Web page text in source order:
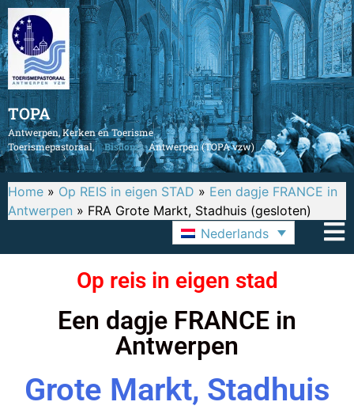
TOPA
Antwerpen, Kerken en Toerisme
Toerismepastoraal,
Bisdom Antwerpen (TOPA vzw)
Home » Op REIS in eigen STAD » Een dagje FRANCE in
Antwerpen » FRA Grote Markt, Stadhuis (gesloten)
Nederlands
Op reis in eigen stad
Een dagje FRANCE in
Antwerpen
Grote Markt, Stadhuis